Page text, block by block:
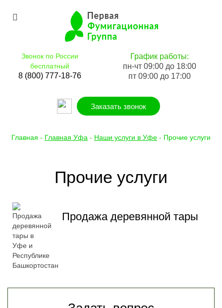
Звонок по России
бесплатный
8 (800) 777-18-76
График работы:
пн-чт 09:00 до 18:00
пт 09:00 до 17:00
Заказать звонок
Главная - Главная Уфа - Наши услуги в Уфе - Прочие услуги
Прочие услуги
Продажа деревянной тары